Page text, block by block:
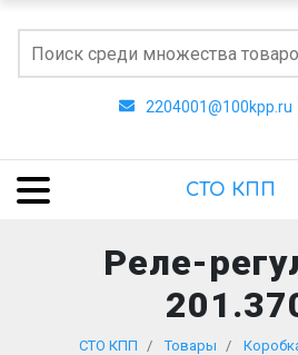
2204001@100kpp.ru
СТО КПП
Реле-
СТО КПП Товары